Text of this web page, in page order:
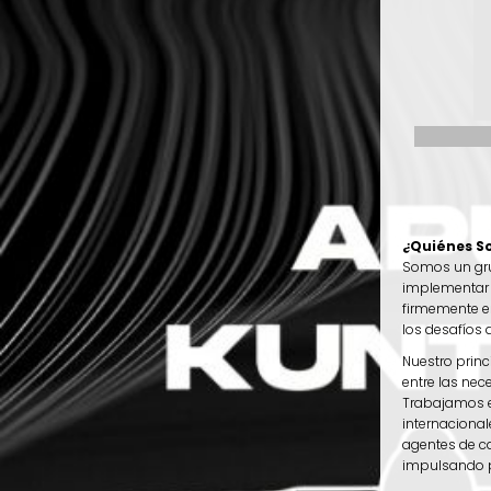
¿Quiénes
Somos un
firmemente
los desafíos
Nuestro
entre las
Trabajamos
agentes de
impulsando